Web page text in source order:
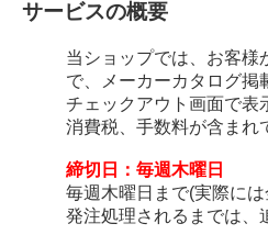
サービスの概要
当ショップでは、お客様
で、メーカーカタログ掲
チェックアウト画面で表
消費税、手数料が含まれ
締切日：毎週木曜日
毎週木曜日まで(実際に
発注処理されるまでは、